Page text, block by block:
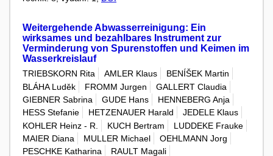
Weitergehende Abwasserreinigung: Ein
wirksames und bezahlbares Instrument zur
Verminderung von Spurenstoffen und Keimen im
Wasserkreislauf
TRIEBSKORN Rita AMLER Klaus
BENÍŠEK Martin
BLÁHA Luděk
FROMM Jurgen
GALLERT Claudia
GIEBNER Sabrina
GUDE Hans
HENNEBERG Anja
HESS Stefanie
HETZENAUER Harald
JEDELE Klaus
KOHLER Heinz - R.
KUCH Bertram
LUDDEKE Frauke
MAIER Diana
MULLER Michael
OEHLMANN Jorg
PESCHKE Katharina
RAULT Magali